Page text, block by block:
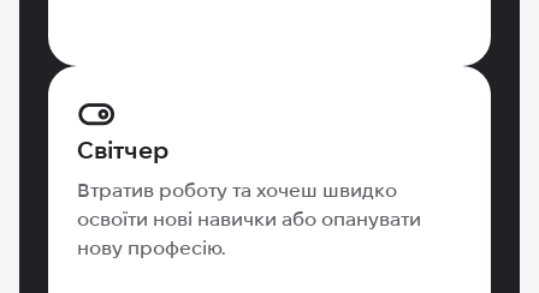
Світчер
Втратив роботу та хочеш швидко
освоїти нові навички або опанувати
нову професію.